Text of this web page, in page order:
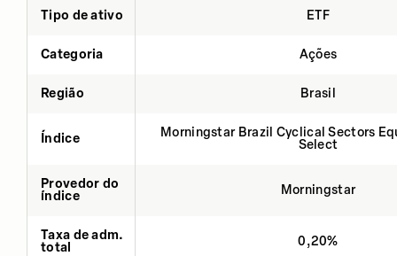
Tipo de ativo ETF
Categoria Ações
Região Brasil
Índice
Morningstar Brazil Cyclical Sectors
Select
Provedor do
índice
Morningstar
Taxa de adm.
total
0,20%